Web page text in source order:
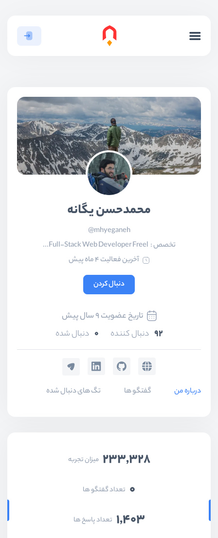
محمدحسن یگانه
mhyeganeh@
تخصص : Full-Stack Web Developer Freel...
آخرین فعالیت 4 ماه پیش
دنبال کردن
92 دنبال کننده 0 دنبال شده
تاریخ عضویت 9 سال پیش
درباره من گفتگو ها تگ های دنبال شده
233,328 میزان تجربه
0 تعداد گفتگو ها
1,403 تعداد پاسخ ها